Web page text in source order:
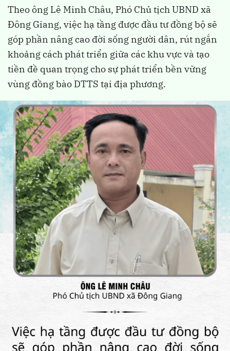
Theo ông Lê Minh Châu, Phó Chủ tịch UBND xã
Đông Giang, việc hạ tầng được đầu tư đồng bộ sẽ
góp phần nâng cao đời sống người dân, rút ngắn
khoảng cách phát triển giữa các khu vực và tạo
tiền đề quan trọng cho sự phát triển bền vững
vùng đồng bào DTTS tại địa phương.